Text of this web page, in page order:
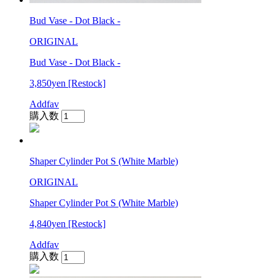
Bud Vase - Dot Black -
ORIGINAL
Bud Vase - Dot Black -
3,850yen [Restock]
Addfav
購入数
Shaper Cylinder Pot S (White Marble)
ORIGINAL
Shaper Cylinder Pot S (White Marble)
4,840yen [Restock]
Addfav
購入数